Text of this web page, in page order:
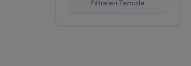
En Çok Favorilenen
Filtreleri Temizle